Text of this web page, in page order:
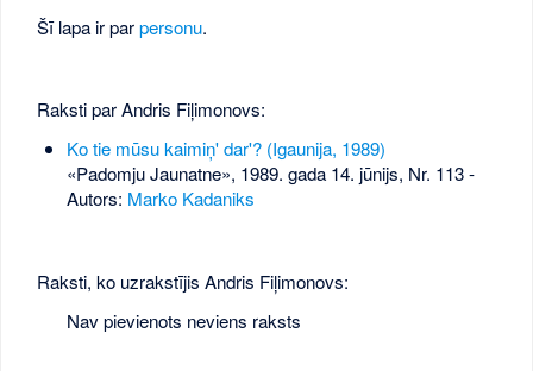
Šī lapa ir parpersonu.
Raksti par Andris Fiļimonovs:
Ko tie mūsu kaimiņ' dar'? (Igaunija, 1989)
«Padomju Jaunatne», 1989. gada 14. jūnijs, Nr. 113-
Autors: Marko Kadaniks
Raksti, ko uzrakstījis Andris Fiļimonovs:
Nav pievienots neviens raksts